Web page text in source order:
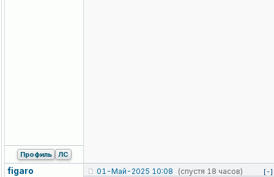
Профиль ЛС
figaro 01-Май-2025 10:08 (спустя 18 часов) [-]